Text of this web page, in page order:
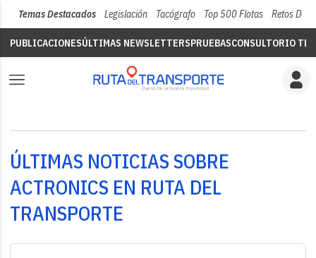
Temas Destacados Legislación Tacógrafo Top 500 Flotas Retos Del
PUBLICACIONESÚLTIMAS NEWSLETTERSPRUEBASCONSULTORIO
ÚLTIMAS NOTICIAS SOBRE
ACTRONICS EN RUTA DEL
TRANSPORTE